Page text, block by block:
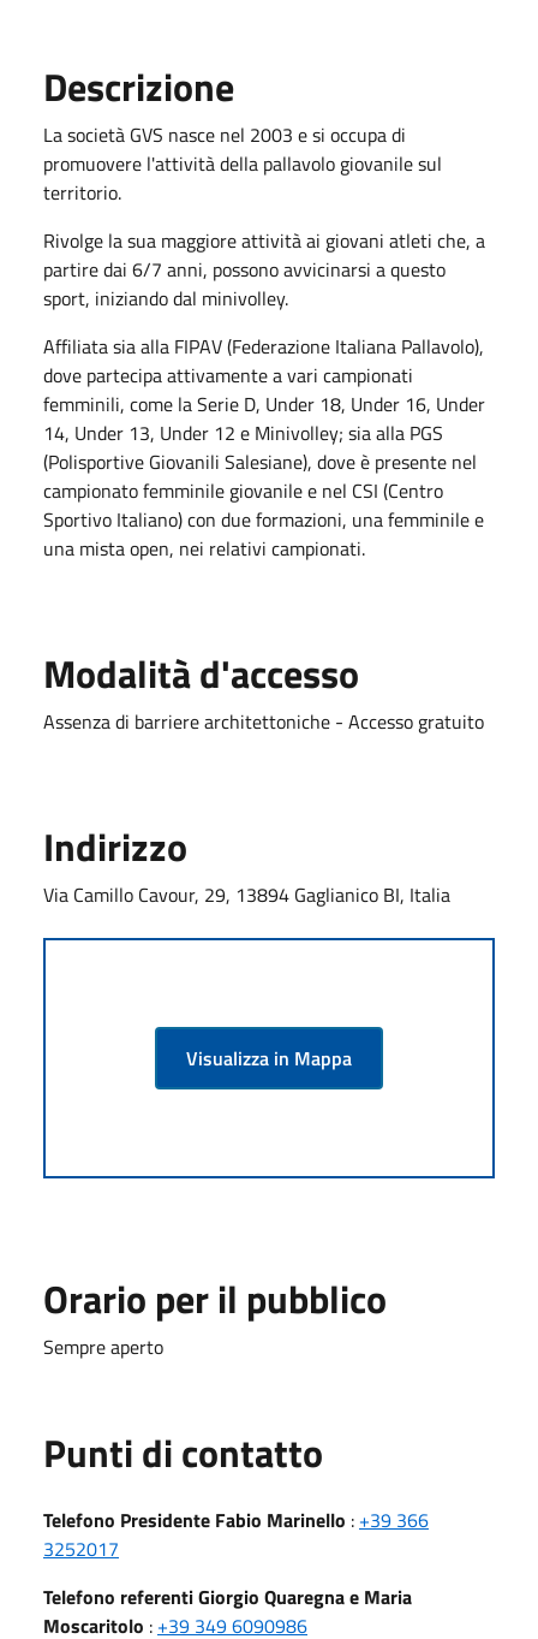
Descrizione
La società GVS nasce nel 2003 e si occupa di
promuovere l'attività della pallavolo giovanile sul
territorio.
Rivolge la sua maggiore attività ai giovani atleti che, a
partire dai 6/7 anni, possono avvicinarsi a questo
sport, iniziando dal minivolley.
Affiliata sia alla FIPAV (Federazione Italiana Pallavolo),
dove partecipa attivamente a vari campionati
femminili, come la Serie D, Under 18, Under 16, Under
14, Under 13, Under 12 e Minivolley; sia alla PGS
(Polisportive Giovanili Salesiane), dove è presente nel
campionato femminile giovanile e nel CSI (Centro
Sportivo Italiano) con due formazioni, una femminile e
una mista open, nei relativi campionati.
Modalità d'accesso
Assenza di barriere architettoniche - Accesso gratuito
Indirizzo
Via Camillo Cavour, 29, 13894 Gaglianico BI, Italia
Visualizza in Mappa
Orario per il pubblico
Sempre aperto
Punti di contatto
Telefono Presidente Fabio Marinello : +39 366
3252017
Telefono referenti Giorgio Quaregna e Maria
Moscaritolo : +39 349 6090986